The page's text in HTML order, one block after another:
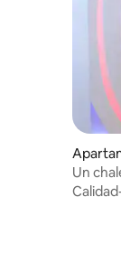
A.
Un
finca